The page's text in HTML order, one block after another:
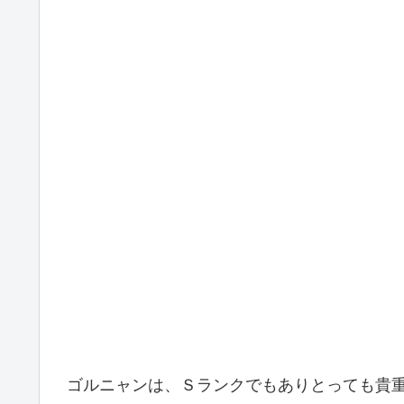
ゴルニャンは、Ｓランクでもありとっても貴